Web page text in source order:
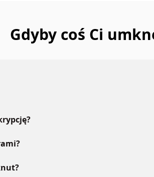
Gdyby coś Ci